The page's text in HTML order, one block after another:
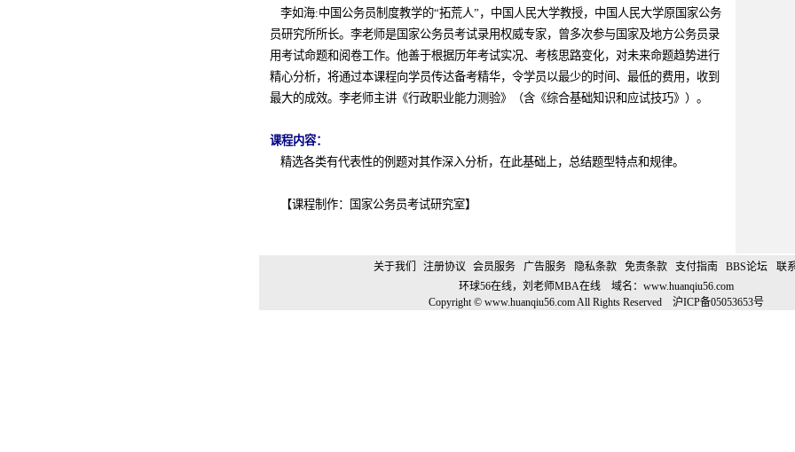
李如海:中国公务员制度教学的“拓荒人”，中国人民大学教授，中国人民大学原国家公务
员研究所所长。李老师是国家公务员考试录用权威专家，曾多次参与国家及地方公务员录
用考试命题和阅卷工作。他善于根据历年考试实况、考核思路变化，对未来命题趋势进行
精心分析，将通过本课程向学员传达备考精华，令学员以最少的时间、最低的费用，收到
最大的成效。李老师主讲《行政职业能力测验》（含《综合基础知识和应试技巧》）。
课程内容：
精选各类有代表性的例题对其作深入分析，在此基础上，总结题型特点和规律。
【课程制作：国家公务员考试研究室】
关于我们 注册协议 会员服务 广告服务 隐私条款 免责条款 支付指南 BBS论坛
联
环球56在线，刘老师MBA在线 域名： www.huanqiu56.com
Copyright © www.huanqiu56.com All Rights Reserved 沪ICP备05053653号